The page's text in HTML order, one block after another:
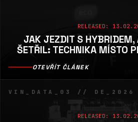
RELEASED:
JAK JEZDIT S HYBRIDEM,
ŠETŘIL: TECHNIKA MÍSTO
OTEVŘÍT ČLÁNEK
VIN_DATA_03 // DE_2026
RELEASED: